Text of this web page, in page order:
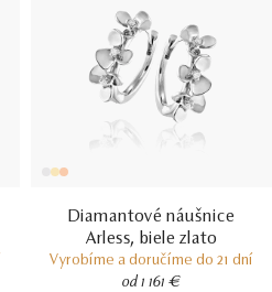
Diamantové náušnice
Arless, biele zlato
Vyrobíme a doručíme do 21 dní
od 1 161 €